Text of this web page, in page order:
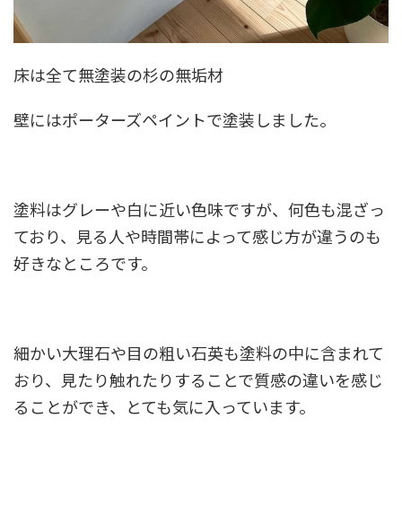
床は全て無塗装の杉の無垢材
壁にはポーターズペイントで塗装しました。
塗料はグレーや白に近い色味ですが、何色も混ざっ
ており、見る人や時間帯によって感じ方が違うのも
好きなところです。
細かい大理石や目の粗い石英も塗料の中に含まれて
おり、見たり触れたりすることで質感の違いを感じ
ることができ、とても気に入っています。